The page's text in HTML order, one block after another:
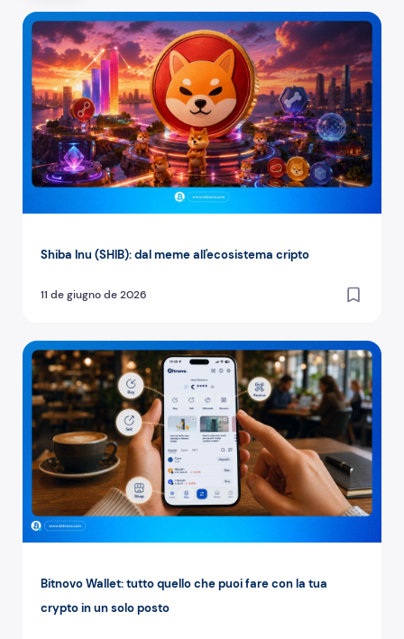
Shiba Inu (SHIB): dal meme all'ecosistema cripto
11 de giugno de 2026
Shiba Inu (SHIB): dal meme all'ecosistema cripto
Bitnovo Wallet: tutto quello che puoi fare con la tua
crypto in un solo posto
Bitnovo Wallet: tutto quello che puoi fare con la tua